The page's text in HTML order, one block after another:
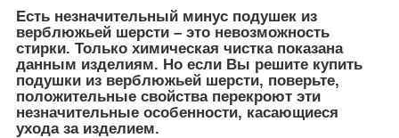
Есть незначительный минус подушек из
верблюжьей шерсти – это невозможность
стирки. Только химическая чистка показана
данным изделиям. Но если Вы решите купить
подушки из верблюжьей шерсти, поверьте,
положительные свойства перекроют эти
незначительные особенности, касающиеся
ухода за изделием.